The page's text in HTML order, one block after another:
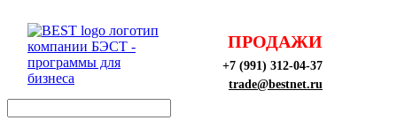
ПРОДАЖИ
+7 (991) 312-04-37
trade@bestnet.ru